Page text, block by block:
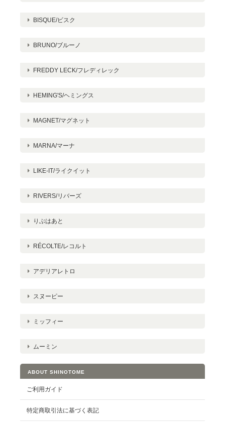
BISQUE/ビスク
BRUNO/ブルーノ
FREDDY LECK/フレディレック
HEMING'S/ヘミングス
MAGNET/マグネット
MARNA/マーナ
LIKE-IT/ライクイット
RIVERS/リバーズ
りぶはあと
RÉCOLTE/レコルト
アデリアレトロ
スヌーピー
ミッフィー
ムーミン
ABOUT SHINOTOME
ご利用ガイド
特定商取引法に基づく表記